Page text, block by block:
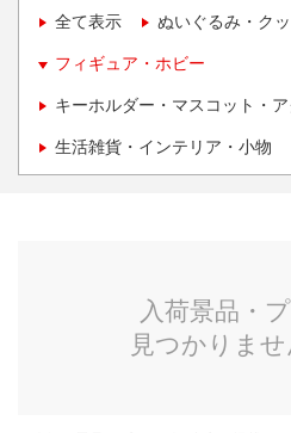
全て表示 ぬいぐるみ・ク
フィギュア・ホビー
キーホルダー・マスコット・
生活雑貨・インテリア・小物